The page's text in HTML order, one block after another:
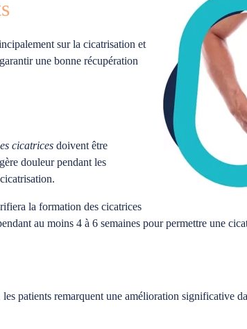
sur la cicatrisation et
une bonne récupération
cicatrices doivent être
douleur pendant les
la formation des cicatrices
au moins 4 à 6 semaines pour permettre une
patients remarquent une amélioration significative